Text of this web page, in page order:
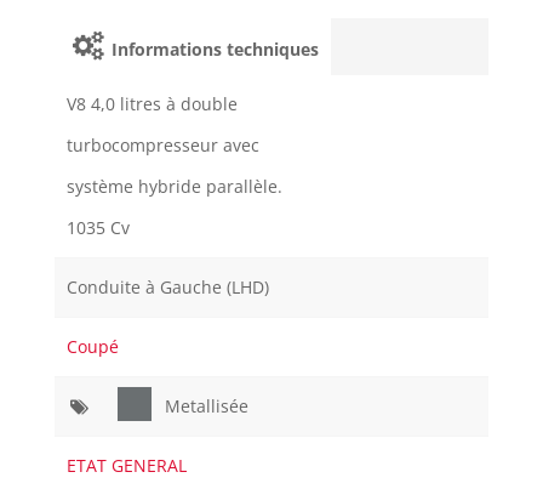
Informations techniques
V8 4,0 litres à double
turbocompresseur avec
système hybride parallèle.
1035 Cv
Conduite à Gauche (LHD)
Coupé
Metallisée
ETAT GENERAL